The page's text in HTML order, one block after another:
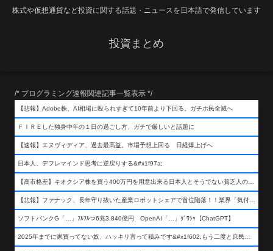
株式や仮想通貨など投資に関する話題・ニュースを日本語で発信しています
投資まとめ
/* プログラミング速報関連記事一覧表示 */
【悲報】Adobe株、AI相場に殴られすぎて10年前より下回る。ガチホ民全滅へ
ＦＩＲＥした独身中年の１日の過ごし方、ガチで厳しいと話題に
【速報】エヌヴィディア、過去最高益。市場予想上回る 日経爆上げへ
日本人、デフレマインド思考に逆戻りする&#x1f97a;
【高市格差】キオクシア株を買う400万円を用意出来る日本人とそうでない貧乏人の差が超広まるって事よ
【悲報】ファナック、長年守り抜いた産業ロボットシェアで首位陥落！！業界「気付いたら一気に抜かれていた…」
ソフトバンクG「…」ﾌﾙﾌﾙつ6兆3,840億円 OpenAI「…」ｸﾞﾜｼｬ【ChatGPT】
2025年までに家買ってない奴、ハッキリ言って積みです&#x1f602;もう二度と庶民が買える値段になりません&#x1f602;&#x1f602;&#x1f602;